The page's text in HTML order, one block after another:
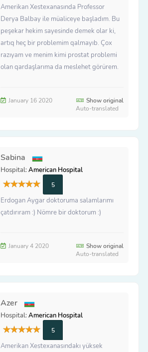
Amerikan Xestexanasında Professor
Derya Balbay ile müaliceye başladım. Bu
peşekar hekim sayesinde demek olar ki,
artıq heç bir problemim qalmayıb. Çox
razıyam ve menim kimi prostat problemi
olan qardaşlarıma da meslehet görürem.
January 16 2020
Show original
Auto-translated
Sabina
Hospital:American Hospital
5
Erdogan Aygar doktoruma salamlarımı
çatdırıram :) Nömre bir doktorum :)
January 4 2020
Show original
Auto-translated
Azer
Hospital:American Hospital
5
Amerikan Xestexanasındakı yüksek